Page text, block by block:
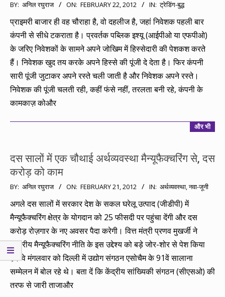
2012-
22
BY: अनिल रघुराज ON: FEBRUARY 22, 2012 IN: ट्रेडिंग-बुद्ध
प्राइमरी बाजार ही वह चौराहा है, वो दहलीज है, जहां निवेशक पहली बार
कंपनी से सीधे टकराता है। प्रवर्तक पब्लिक इश्यू (आईपीओ या एफपीओ)
के जरिए निवेशकों के सामने अपने जोखिम में हिस्सेदारी की पेशकश करते
हैं। निवेशक खुद तय करके अपने हिस्से की पूंजी दे देता है। फिर कंपनी
सारी पूंजी जुटाकर अपने रस्ते चली जाती है और निवेशक अपने रस्ते।
निवेशक की पूंजी चलती रही, कहीं फंसे नहीं, तरलता बनी रहे, कंपनी के
कामकाज़ कोऔर
और भी
दस सालों में एक चौथाई अर्थव्यवस्था मैन्यूफैक्चरिंग से, दस
करोड़ को काम
2012-
21
BY: अनिल रघुराज ON: FEBRUARY 21, 2012 IN: अर्थव्यवस्था,नवा-जूनी
अगले दस सालों में सरकार देश के सकल घरेलू उत्पाद (जीडीपी) में
मैन्यूफैक्चरिंग क्षेत्र के योगदान को 25 फीसदी पर पहुंचा देंगी और दस
करोड़ रोज़गार के नए अवसर पैदा करेगी। वित्त मंत्री प्रणव मुखर्जी ने
राष्ट्रीय मैन्यूफैक्चरिंग नीति के इस उद्देश्य को बड़े जोर-शोर से पेश किया
है। वे मंगलवार को दिल्ली में उद्योग संगठन एसोचैम के 91वें सालाना
सम्मेलन में बोल रहे थे। बता दें कि केंद्रीय सांख्यिकी संगठन (सीएसओ) की
तरफ से जारी ताजाऔर